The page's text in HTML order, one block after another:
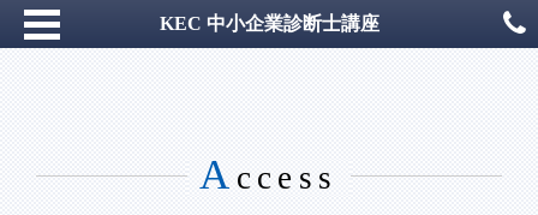
A ccess
KEC 中小企業診断士講座